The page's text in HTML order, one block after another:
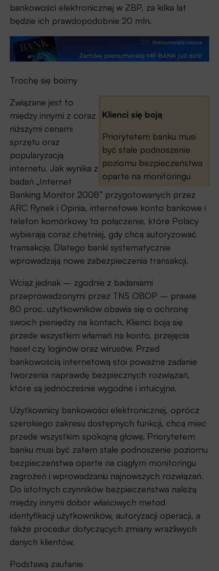
bankowości elektronicznej w ZBP, za kilka lat
będzie ich prawdopodobnie 20 mln.
Trochę się boimy
Klienci się boją
Priorytetem banku musi
być stałe podnoszenie
poziomu bezpieczeństwa
oparte na monitoringu
zagrożeń i wprowadzaniu
najnowszych rozwiązań.
W wypadku banków
ważne jest, czy
uwierzytelnianiu podlega
tylko sesja (od
zalogowania się do
serwisu do wyłączenia
przeglądarki
internetowej), czy również
każda pojedyncza
transakcja (na przykład
przelew), co dodatkowo
wpływa na
bezpieczeństwo i
minimalizuje potencjalny
przez atakującego.
Związane jest to
między innymi z coraz
niższymi cenami
sprzętu oraz
popularyzacją
internetu. Jak wynika z
badań „Internet
Banking Monitor 2008” przygotowanych przez
ARC Rynek i Opinia, internetowe konto bankowe i
telefon komórkowy to połączenie, które Polacy
wybierają coraz chętniej, gdy chcą autoryzować
transakcję. Dlatego banki systematycznie
wprowadzają nowe zabezpieczenia transakcji.
Wciąż jednak – zgodnie z badaniami
przeprowadzonymi przez TNS OBOP – prawie
80 proc. użytkowników obawia się o ochronę
swoich pieniędzy na kontach. Klienci boją się
przede wszystkim włamań na konto, przejęcia
haseł czy loginów oraz wirusów. Przed
bankowością internetową stoi poważne zadanie
tworzenia naprawdę bezpiecznych rozwiązań,
które są jednocześnie wygodne i intuicyjne.
Użytkownicy bankowości elektronicznej, oprócz
szerokiego zakresu dostępnych funkcji, chcą mieć
przede wszystkim spokojną głowę. Priorytetem
banku musi być zatem stałe podnoszenie poziomu
bezpieczeństwa oparte na ciągłym monitoringu
zagrożeń i wprowadzaniu najnowszych rozwiązań.
Do istotnych czynników bezpieczeństwa należą
między innymi dobór właściwych metod
identyfikacji użytkowników, autoryzacji operacji, a
także procedur dotyczących zmiany wrażliwych
danych klientów.
Podstawą zaufanie